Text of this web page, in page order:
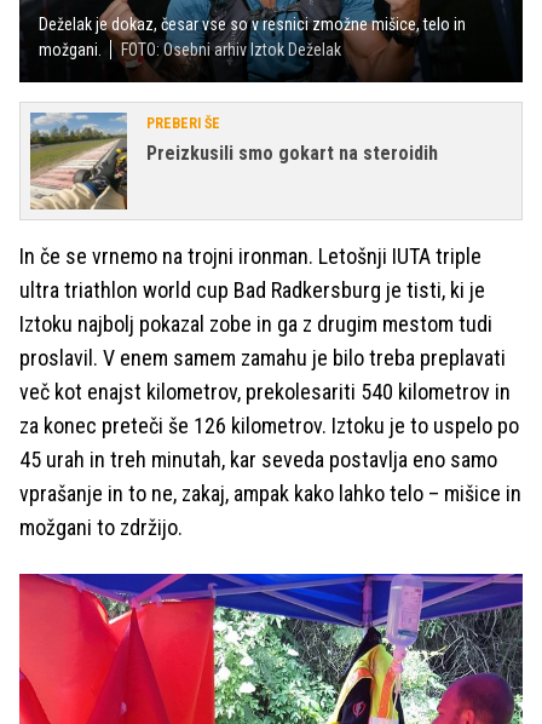
Deželak je dokaz, česar vse so v resnici zmožne mišice, telo in
možgani.
FOTO: Osebni arhiv Iztok Deželak
PREBERI ŠE
Preizkusili smo gokart na steroidih
In če se vrnemo na trojni ironman. Letošnji IUTA triple
ultra triathlon world cup Bad Radkersburg je tisti, ki je
Iztoku najbolj pokazal zobe in ga z drugim mestom tudi
proslavil. V enem samem zamahu je bilo treba preplavati
več kot enajst kilometrov, prekolesariti 540 kilometrov in
za konec preteči še 126 kilometrov. Iztoku je to uspelo po
45 urah in treh minutah, kar seveda postavlja eno samo
vprašanje in to ne, zakaj, ampak kako lahko telo – mišice in
možgani to zdržijo.